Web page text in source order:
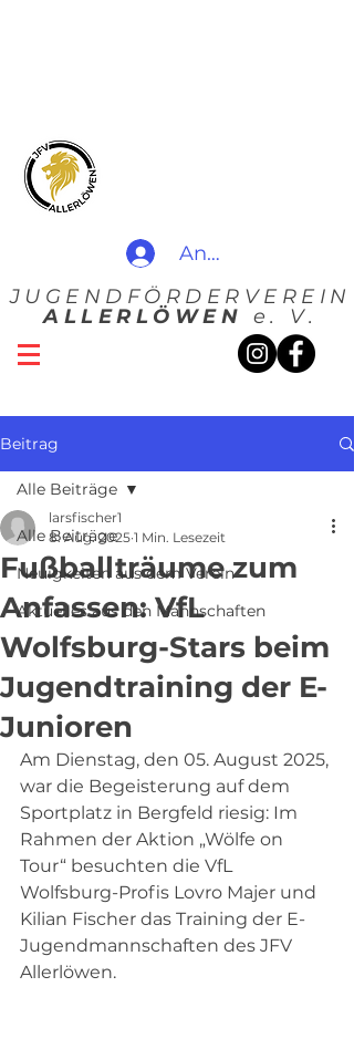
Anmelden
JUGENDFÖRDERVEREIN
ALLERLÖWEN e. V.
Beitrag
Alle Beiträge
Neuigkeiten aus dem Verein
Aktuelles aus den Mannschaften
Alle Beiträge
Fußballträume zum
Anfassen: VfL
Wolfsburg-Stars beim
Jugendtraining der E-
Junioren
larsfischer1
8. Aug. 2025 1 Min. Lesezeit
Am Dienstag, den 05. August 2025,
war die Begeisterung auf dem
Sportplatz in Bergfeld riesig: Im
Rahmen der Aktion „Wölfe on
Tour“ besuchten die VfL
Wolfsburg-Profis Lovro Majer und
Kilian Fischer das Training der E-
Jugendmannschaften des JFV
Allerlöwen.